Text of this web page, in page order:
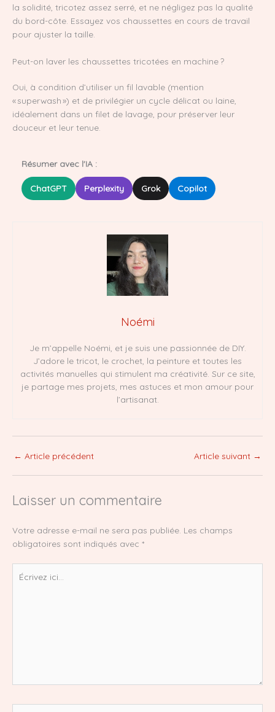
la solidité, tricotez assez serré, et ne négligez pas la qualité
du bord-côte. Essayez vos chaussettes en cours de travail
pour ajuster la taille.
Peut-on laver les chaussettes tricotées en machine ?
Oui, à condition d’utiliser un fil lavable (mention
« superwash ») et de privilégier un cycle délicat ou laine,
idéalement dans un filet de lavage, pour préserver leur
douceur et leur tenue.
Résumer avec l'IA :
ChatGPT Perplexity Grok Copilot
Noémi
Je m’appelle Noémi, et je suis une passionnée de DIY.
J’adore le tricot, le crochet, la peinture et toutes les
activités manuelles qui stimulent ma créativité. Sur ce site,
je partage mes projets, mes astuces et mon amour pour
l’artisanat.
← Article précédent Article suivant →
Laisser un commentaire
Votre adresse e-mail ne sera pas publiée. Les champs
obligatoires sont indiqués avec *
ici…